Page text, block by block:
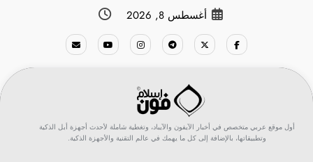
أغسطس 8, 2026
أول موقع عربي متخصص في أخبار الآيفون والآيباد، وتغطية شاملة لأحدث أجهزة أبل الذكية
وتطبيقاتها، بالإضافة إلى كل ما يهمك في عالم التقنية والأجهزة الذكية.